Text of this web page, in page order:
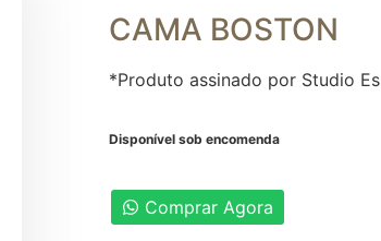
CAMA BOSTON
*Produto assinado por Studio
Disponível sob encomenda
Comprar Agora